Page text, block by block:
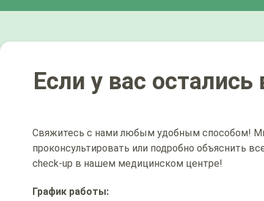
Если у вас
Свяжитесь с нами любым удобным способом!
проконсультировать или подробно объяснить
check-up в нашем медицинском центре!
График работы: